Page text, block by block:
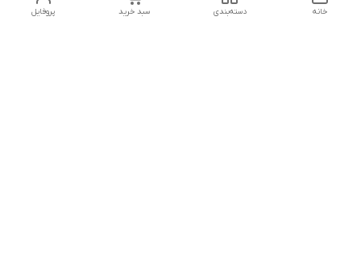
پروفایل سبد خرید دسته‌بندی خانه